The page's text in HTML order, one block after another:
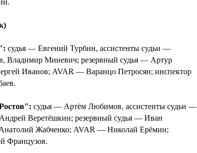
судья — Евгений Турбин, ассистенты судьи —
Владимир Миневич; резервный судья — Артур
Иванов; AVAR — Варанцо Петросян; инспектор
судья — Артём Любимов, ассистенты судьи —
Веретёшкин; резервный судья — Иван
Жабченко; AVAR — Николай Ерёмин;
Французов.